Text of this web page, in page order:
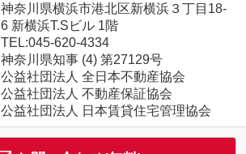
神奈川県横浜市港北区新横浜３丁目18-
6 新横浜T.Sビル 1階
TEL:045-620-4334
神奈川県知事 (4) 第27129号
公益社団法人 全日本不動産協会
公益社団法人 不動産保証協会
公益社団法人 日本賃貸住宅管理協会